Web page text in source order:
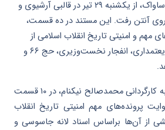
محرمانه لانه جاسوسی و ساواک، از یکشنبه ۲۹ تیر در قالبی آرشیوی و
آنتن رفت. این مستند در ده قسمت،
مهم و امنیتی تاریخ انقلاب اسلامی از
جمله کودتای آیت‌الله شریعتمداری، انفجار نخست‌وزیری، حج ۶۶ و
مجموعه مستند «تارکد» به کارگردانی محمدصالح نیکنام، در ۱۰ قسمت
به روایت پرونده‌های مهم امنیتی تاریخ انقلاب
از آن‌ها براساس اسناد لانه جاسوسی و